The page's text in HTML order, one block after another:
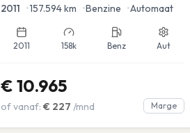
2011 •157.594km •Benzine •Automaat
2011 158k Benz Aut
€ 10.965
of vanaf: € 227 /mnd Marge